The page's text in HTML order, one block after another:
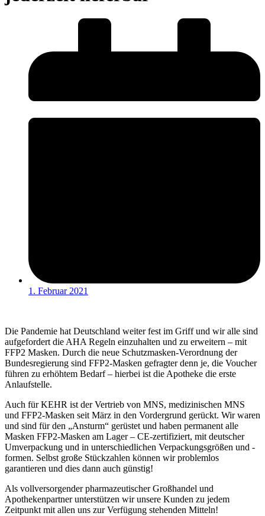
1. Februar 2021
Die Pandemie hat Deutschland weiter fest im Griff und wir alle sind
aufgefordert die AHA Regeln einzuhalten und zu erweitern – mit
FFP2 Masken. Durch die neue Schutzmasken-Verordnung der
Bundesregierung sind FFP2-Masken gefragter denn je, die Voucher
führen zu erhöhtem Bedarf – hierbei ist die Apotheke die erste
Anlaufstelle.
Auch für KEHR ist der Vertrieb von MNS, medizinischen MNS
und FFP2-Masken seit März in den Vordergrund gerückt. Wir waren
und sind für den „Ansturm“ gerüstet und haben permanent alle
Masken FFP2-Masken am Lager – CE-zertifiziert, mit deutscher
Umverpackung und in unterschiedlichen Verpackungsgrößen und -
formen. Selbst große Stückzahlen können wir problemlos
garantieren und dies dann auch günstig!
Als vollversorgender pharmazeutischer Großhandel und
Apothekenpartner unterstützen wir unsere Kunden zu jedem
Zeitpunkt mit allen uns zur Verfügung stehenden Mitteln!